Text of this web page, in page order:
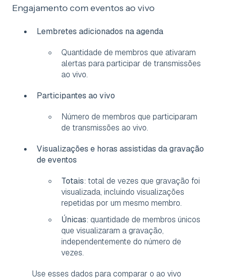
Engajamento com eventos ao vivo
Lembretes adicionados na agenda
Quantidade de membros que ativaram
alertas para participar de transmissões
ao vivo.
Participantes ao vivo
Número de membros que participaram
de transmissões ao vivo.
Visualizações e horas assistidas da gravação
de eventos
Totais: total de vezes que gravação foi
visualizada, incluindo visualizações
repetidas por um mesmo membro.
Únicas: quantidade de membros únicos
que visualizaram a gravação,
independentemente do número de
vezes.
Use esses dados para comparar o ao vivo